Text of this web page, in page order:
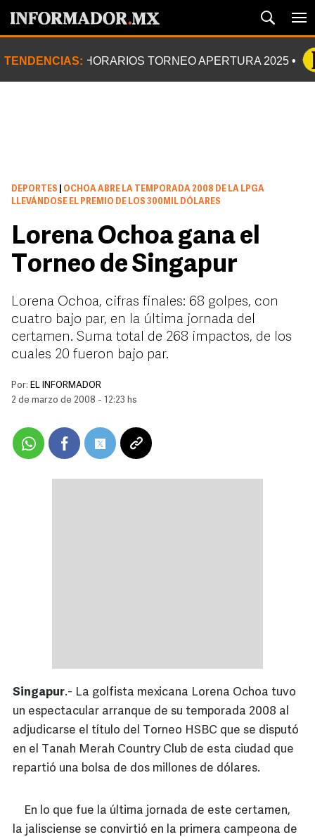
TENDENCIAS: HORARIOS TORNEO APERTURA 2025
DEPORTES
OCHOA ABRE LA TEMPORADA 2008 DE LA LPGA
LLEVÁNDOSE EL PREMIO DE LOS 300MIL DÓLARES
Lorena Ochoa gana el
Torneo de Singapur
Lorena Ochoa, cifras finales: 68 golpes, con
cuatro bajo par, en la última jornada del
certamen. Suma total de 268 impactos, de los
cuales 20 fueron bajo par.
Por: EL INFORMADOR
2 de marzo de 2008 - 12:23 hs
Singapur.- La golfista mexicana Lorena Ochoa tuvo
un espectacular arranque de su temporada 2008 al
adjudicarse el título del Torneo HSBC que se disputó
en el Tanah Merah Country Club de esta ciudad que
repartió una bolsa de dos millones de dólares.
En lo que fue la última jornada de este certamen,
la jalisciense se convirtió en la primera campeona de